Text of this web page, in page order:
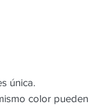
única.
color pueden